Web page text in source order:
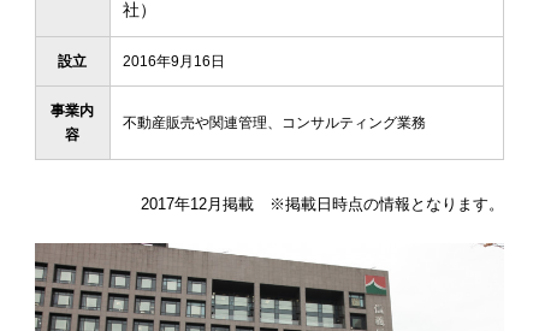
社）
設立 2016年9月16日
事業内
容
不動産販売や関連管理、コンサルティング業務
2017年12月掲載 ※掲載日時点の情報となります。